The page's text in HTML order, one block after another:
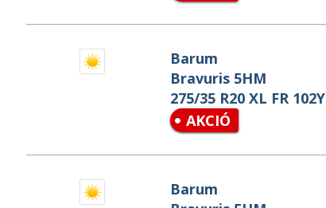
Barum
Bravuris 5HM
275/35 R20 XL FR 102Y
AKCIÓ
Barum